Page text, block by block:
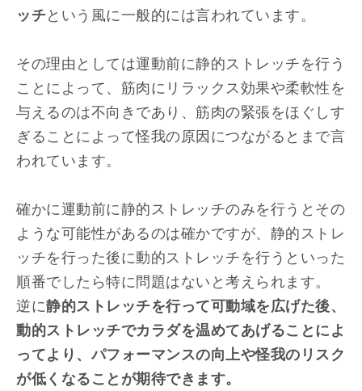
ッチという風に一般的には言われています。
その理由としては運動前に静的ストレッチを行う
ことによって、筋肉にリラックス効果や柔軟性を
与えるのは不向きであり、筋肉の緊張をほぐしす
ぎることによって怪我の原因につながるとまで言
われています。
確かに運動前に静的ストレッチのみを行うとその
ような可能性があるのは確かですが、静的ストレ
ッチを行った後に動的ストレッチを行うといった
順番でしたら特に問題はないと考えられます。
逆に静的ストレッチを行って可動域を広げた後、
動的ストレッチでカラダを温めてあげることによ
ってより、パフォーマンスの向上や怪我のリスク
が低くなることが期待できます。